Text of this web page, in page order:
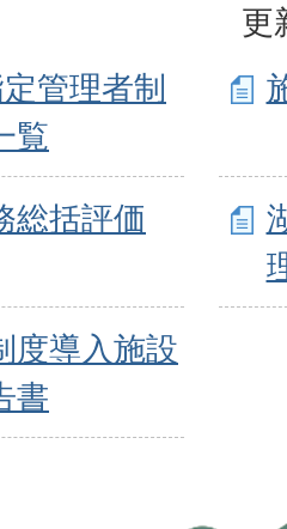
更
管理者制
覧
総括評価
度導入施設
書